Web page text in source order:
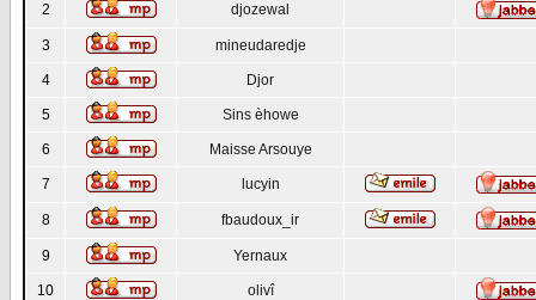
2 djozewal
3 mineudaredje
4 Djor
5 Sins èhowe
6 Maisse Arsouye
7 lucyin
8 fbaudoux_ir
9 Yernaux
10 olivî